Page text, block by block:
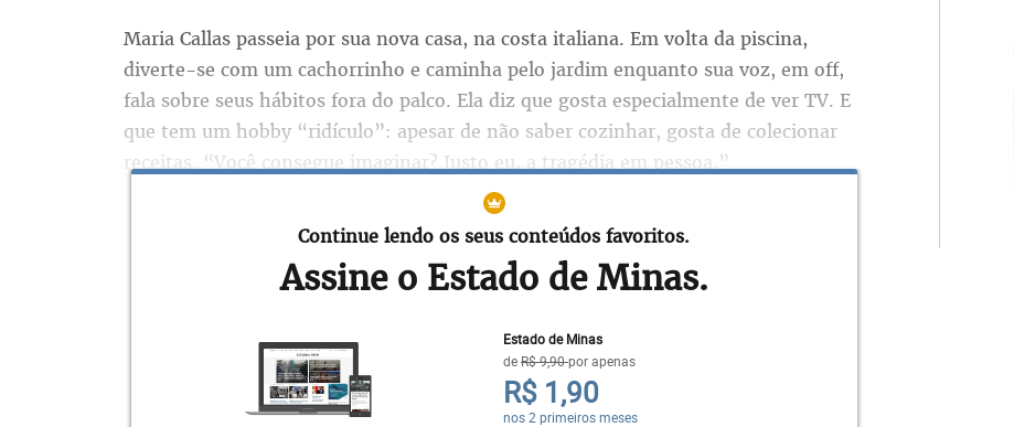
Maria Callas passeia por sua nova casa, na costa italiana. Em volta da piscina,
diverte-se com um cachorrinho e caminha pelo jardim enquanto sua voz, em off,
fala sobre seus hábitos fora do palco. Ela diz que gosta especialmente de ver TV. E
que tem um hobby “ridículo”: apesar de não saber cozinhar, gosta de colecionar
receitas. “Você consegue imaginar? Justo eu, a tragédia em pessoa.”
Essa é apenas uma das imagens raras – boa parte delas inéditas – que o diretor
Tom Volf conseguiu reunir ao montar o documentário Maria Callas – Em suas
próprias palavras, em cartaz no Belas 1, em Belo Horizonte. Há cenas no palco, em
Pasolini e Visconti e o maestro Carlo Maria Giulini. Dezenas de entrevistas, em que
ela fala abertamente sobre sua vida e carreira.
Continue lendo os seus conteúdos favoritos.
Assine o Estado de Minas.
Estado de Minas
deR$ 9,90por apenas
R$ 1,90
nos 2 primeiros meses